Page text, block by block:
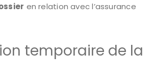
en relation avec l’assurance
temporaire de la